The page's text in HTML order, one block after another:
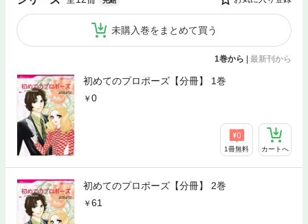
未購入巻をまとめて買う
1巻から 最新刊から
初めてのプロポーズ【分冊】 1巻
0
1冊無料 カートへ
初めてのプロポーズ【分冊】 2巻
61